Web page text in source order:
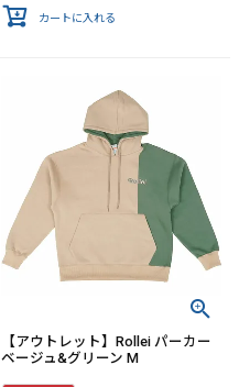
カートに入れる
【アウトレット】Rollei パーカー
ベージュ&グリーン M